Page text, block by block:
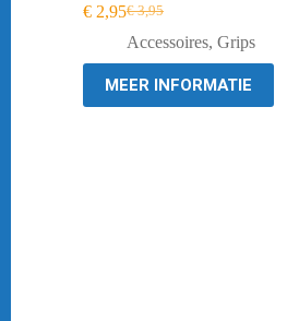
€3,95
Oorspronkelijke
prijs
€ 3,95.
€ 2,95Huidige
prijs
€ 2,95.
Accessoires, Grips
MEER INFORMATIE